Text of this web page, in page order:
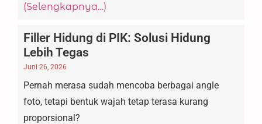
(Selengkapnya…)
Filler Hidung di PIK: Solusi Hidung
Lebih Tegas
Juni 26, 2026
Pernah merasa sudah mencoba berbagai angle
foto, tetapi bentuk wajah tetap terasa kurang
proporsional?